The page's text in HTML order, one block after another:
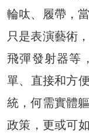
輪呔、履帶，
只是表演藝術
飛彈發射器等
單、直接和方
統，何需實體
政策，更或可